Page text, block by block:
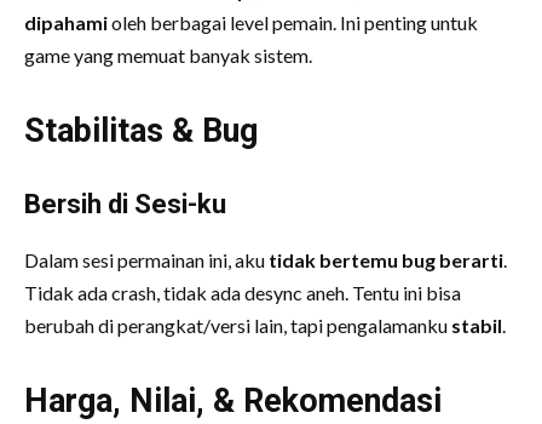
dipahamioleh berbagai level pemain. Ini penting untuk
game yang memuat banyak sistem.
Stabilitas & Bug
Bersih di Sesi-ku
Dalam sesi permainan ini, aku tidak bertemu bug berarti.
Tidak ada crash, tidak ada desync aneh. Tentu ini bisa
berubah di perangkat/versi lain, tapi pengalamanku stabil.
Harga, Nilai, & Rekomendasi